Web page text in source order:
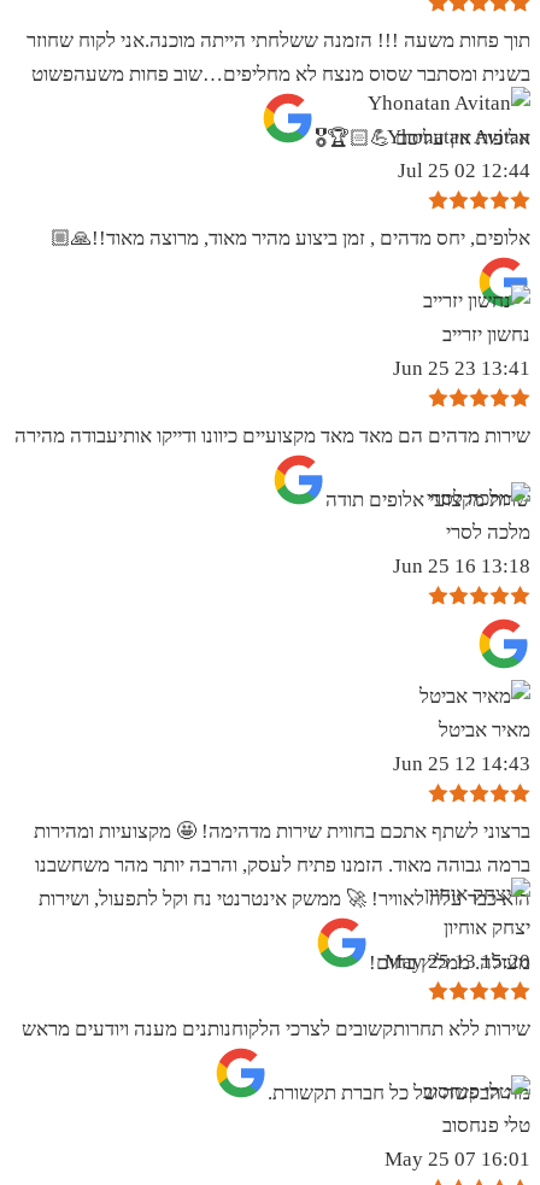
תוך פחות משעה !!! הזמנה ששלחתי הייתה מוכנה.אני לקוח שחוזר
בשנית ומסתבר שסוס מנצח לא מחליפים…שוב פחות משעהפשוט
אליפות אין עליכם 💪🏻🏆🎖
Yhonatan Avitan
12:44 02 Jul 25
אלופים, יחס מדהים , זמן ביצוע מהיר מאוד, מרוצה מאוד!!🙏🏼
נחשון יזרייב
13:41 23 Jun 25
שירות מדהים הם מאד מאד מקצועיים כיוונו ודייקו אותיעבודה מהירה
שרות מקצועי אלופים תודה
מלכה לסרי
13:18 16 Jun 25
מאיר אביטל
14:43 12 Jun 25
ברצוני לשתף אתכם בחווית שירות מדהימה! 🤩 מקצועיות ומהירות
ברמה גבוהה מאוד. הזמנו פתיח לעסק, והרבה יותר מהר משחשבנו
הוא כבר עלה לאוויר! 🚀 ממשק אינטרנטי נח וקל לתפעול, ושירות
מעולה. ממליץ בחום!
יצחק אוחיון
15:20 13 May 25
שירות ללא תחרותקשובים לצרכי הלקוחנותנים מענה ויודעים מראש
מה הבקשה של כל חברת תקשורת.
טלי פנחסוב
16:01 07 May 25